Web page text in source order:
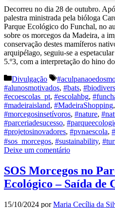
Decorreu no dia 28 de outubro.
palestra ministrada pela bióloga
Parque Ecológico do Funchal, no
sobre os morcegos da Madeira, a
conservação destes mamíferos
arquipélago, seguiu-se a
5.º3, com a interpretação do hino
Categorias
Divulgação Etiquetas
#alunosmotivados, #bats,
#ecoescolas_pt, #escolahbg,
#madeiraisland, #MadeiraShopping,
#morcegosinsetívoros, #nature,
#parceriadesucesso,
#projetosinovadores, #pvnaescola,
#sos_morcegos, #sustainability,
Deixe um comentário
SOS Morcegos no
Ecológico – Saída de
15/10/2024 porMaria Cecília da